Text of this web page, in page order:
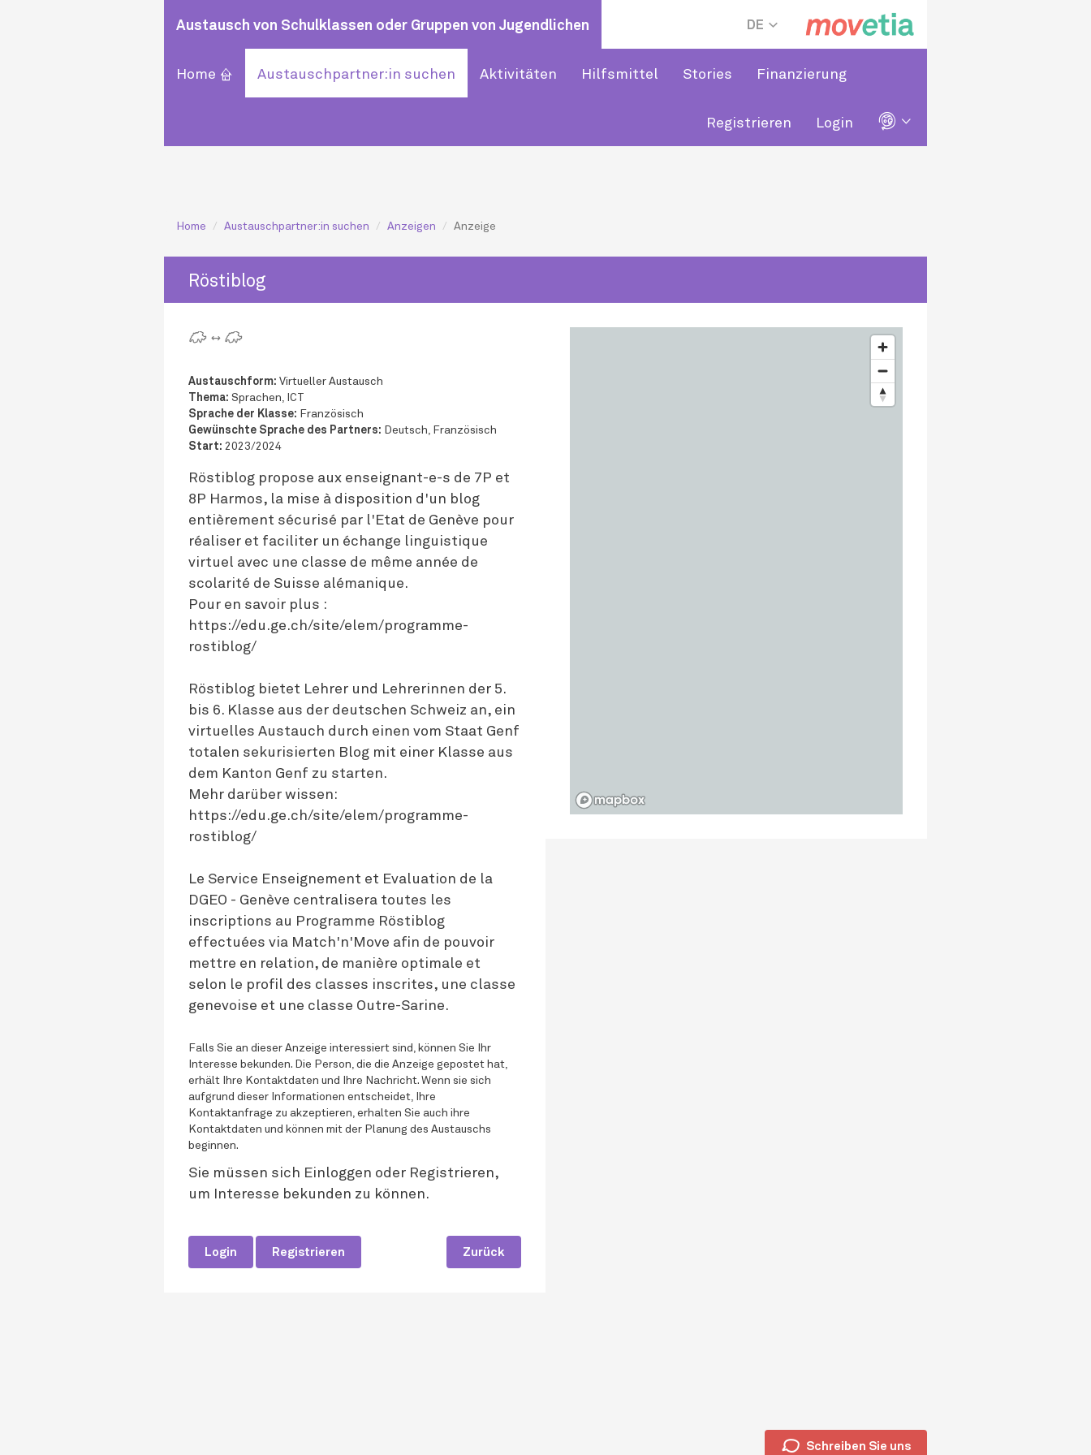
Austausch von Schulklassen oder Gruppen von Jugendlichen DE
Home ⌂ Austauschpartner:in suchen Aktivitäten Hilfsmittel Stories Finanzierung
Registrieren Login 🌐
Home Austauschpartner:in suchen Anzeigen Anzeige
Röstiblog
🇨 ↔ 🇨
Austauschform: Virtueller Austausch
Thema: Sprachen, ICT
Sprache der Klasse: Französisch
Gewünschte Sprache des Partners: Deutsch, Französisch
Start: 2023/2024
Röstiblog propose aux enseignant-e-s de 7P et
8P Harmos, la mise à disposition d'un blog
entièrement sécurisé par l'Etat de Genève pour
réaliser et faciliter un échange linguistique
virtuel avec une classe de même année de
scolarité de Suisse alémanique.
Pour en savoir plus :
https://edu.ge.ch/site/elem/programme-
rostiblog/
Röstiblog bietet Lehrer und Lehrerinnen der 5.
bis 6. Klasse aus der deutschen Schweiz an, ein
virtuelles Austauch durch einen vom Staat Genf
totalen sekurisierten Blog mit einer Klasse aus
dem Kanton Genf zu starten.
Mehr darüber wissen:
https://edu.ge.ch/site/elem/programme-
rostiblog/
Le Service Enseignement et Evaluation de la
DGEO - Genève centralisera toutes les
inscriptions au Programme Röstiblog
effectuées via Match'n'Move afin de pouvoir
mettre en relation, de manière optimale et
selon le profil des classes inscrites, une classe
genevoise et une classe Outre-Sarine.
Falls Sie an dieser Anzeige interessiert sind, können Sie Ihr
Interesse bekunden. Die Person, die die Anzeige gepostet hat,
erhält Ihre Kontaktdaten und Ihre Nachricht. Wenn sie sich
aufgrund dieser Informationen entscheidet, Ihre
Kontaktanfrage zu akzeptieren, erhalten Sie auch ihre
Kontaktdaten und können mit der Planung des Austauschs
beginnen.
Sie müssen sich Einloggen oder Registrieren,
um Interesse bekunden zu können.
Login Registrieren Zurück
🗩 Schreiben Sie uns